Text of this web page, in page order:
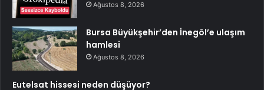
Ağustos 8, 2026
Bursa Büyükşehir’den İnegöl’e ulaşım
hamlesi
Ağustos 8, 2026
Eutelsat hissesi neden düşüyor?